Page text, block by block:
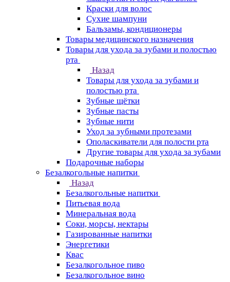
Краски для волос
Сухие шампуни
Бальзамы, кондиционеры
Товары медицинского назначения
Товары для ухода за зубами и полостью
рта
Назад
Товары для ухода за зубами и
полостью рта
Зубные щётки
Зубные пасты
Зубные нити
Уход за зубными протезами
Ополаскиватели для полости рта
Другие товары для ухода за зубами
Подарочные наборы
Безалкогольные напитки
Назад
Безалкогольные напитки
Питьевая вода
Минеральная вода
Соки, морсы, нектары
Газированные напитки
Энергетики
Квас
Безалкогольное пиво
Безалкогольное вино